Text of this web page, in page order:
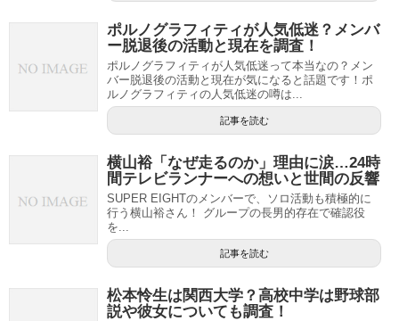
ポルノグラフィティが人気低迷？メンバ
ー脱退後の活動と現在を調査！
ポルノグラフィティが人気低迷って本当なの？メン
バー脱退後の活動と現在が気になると話題です！ポ
ルノグラフィティの人気低迷の噂は...
記事を読む
横山裕「なぜ走るのか」理由に涙…24時
間テレビランナーへの想いと世間の反響
SUPER EIGHTのメンバーで、ソロ活動も積極的に
行う横山裕さん！ グループの長男的存在で確認役
を...
記事を読む
松本怜生は関西大学？高校中学は野球部
説や彼女についても調査！